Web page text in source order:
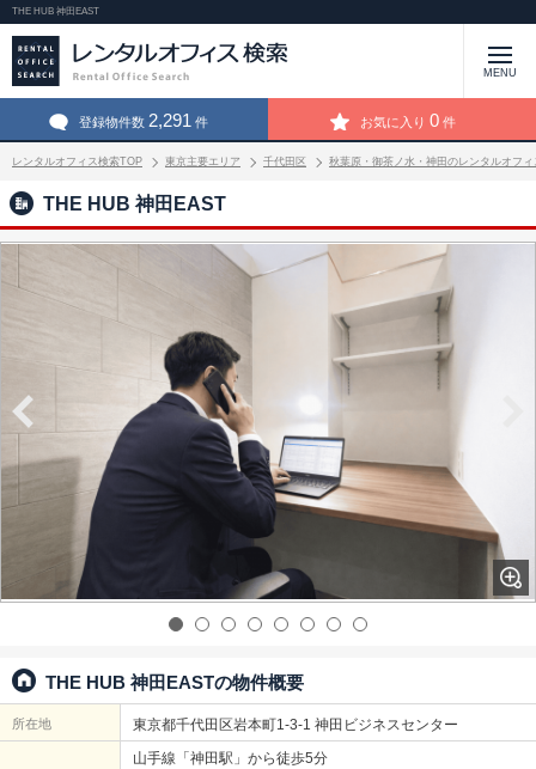
THE HUB 神田EAST
MENU
登録物件数 2,291 件 お気に入り 0 件
レンタルオフィス検索TOP 東京主要エリア 千代田区 秋葉原・御茶ノ水・神田のレンタルオフィ
THE HUB 神田EAST
THE HUB 神田EASTの物件概要
所在地 東京都千代田区岩本町1-3-1 神田ビジネスセンター
山手線「神田駅」から徒歩5分